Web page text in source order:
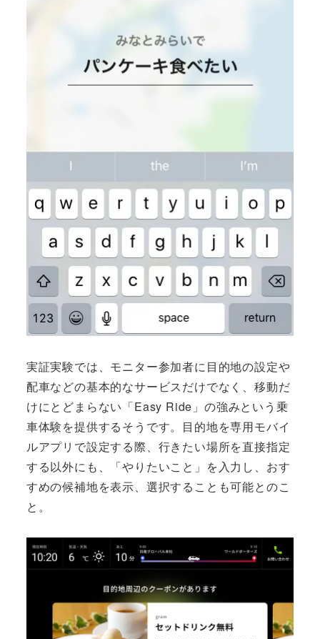
実証実験では、モニター参加者に目的地の設定や
配車などの基本的なサービスだけでなく、移動だ
けにとどまらない「Easy Ride」の強みという乗
車体験を提供するそうです。目的地を専用モバイ
ルアプリで設定する際、行きたい場所を直接指定
する以外にも、「やりたいこと」を入力し、おす
すめの候補地を表示、選択することも可能とのこ
と。